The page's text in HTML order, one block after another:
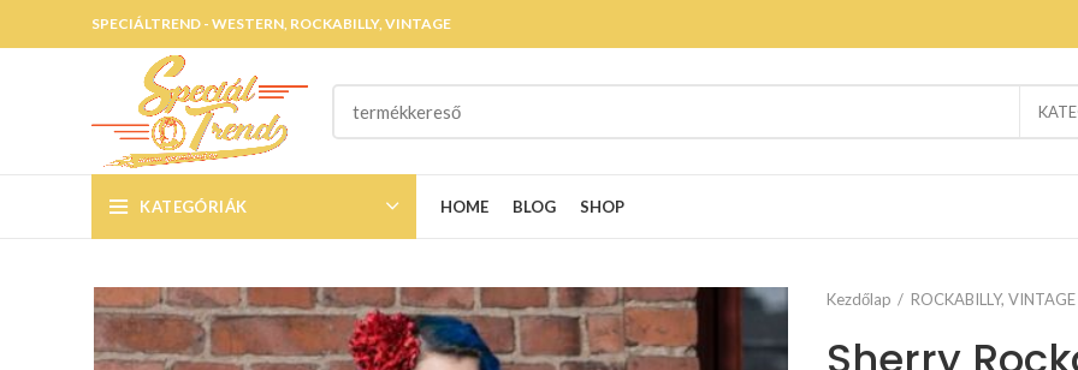
SPECIÁLTREND - WESTERN, ROCKABILLY, VINTAGE
KATEGÓRIÁK HOME BLOG SHOP
Kezdőlap ROCKABILLY, VINTAGE